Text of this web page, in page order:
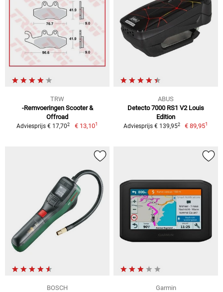
TRW
-Remvoeringen Scooter &
Offroad
Adviesprijs € 17,702 € 13,101
ABUS
Detecto 7000 RS1 V2 Louis
Edition
Adviesprijs € 139,952 € 89,951
BOSCH
Garmin